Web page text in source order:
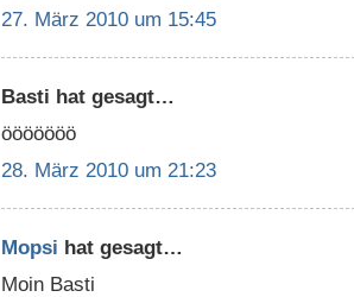
27. März 2010 um 15:45
Basti hat gesagt…
ööööööö
28. März 2010 um 21:23
Mopsi hat gesagt…
Moin Basti